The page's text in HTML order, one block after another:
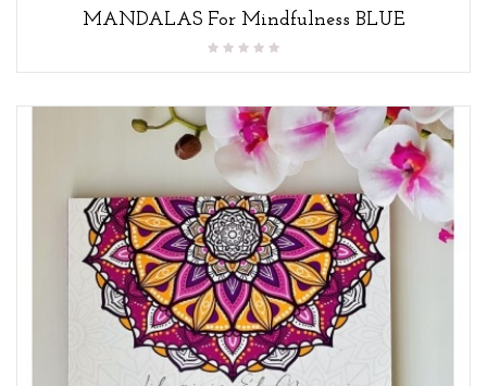
MANDALAS For Mindfulness BLUE